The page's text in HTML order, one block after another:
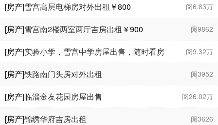
阅6.83万
[房产]雪宫高层电梯房对外出租 ￥800
阅9862
[房产]雪宫南2楼两室两厅吉房出租 ￥900
阅9.32万
[房产]实验小学，雪宫中学房屋出售，随时看房
阅3952
[房产]铁路南门头房对外出租
阅26.02万
[房产]临淄金友花园房屋出售
阅3626
[房产]锦绣华府吉房出租